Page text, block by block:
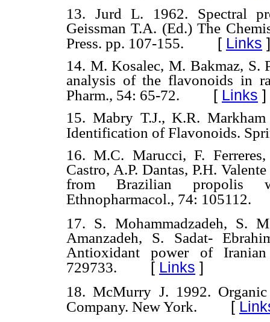
13. Jurd L. 1962. Spectral
Geissman T.A. (Ed.) The
Press. pp. 107-155. [ Links ]
14. M. Kosalec, M. Bakmaz, S.
analysis of the flavonoids in
Pharm., 54: 65-72. [ Links ]
15. Mabry T.J., K.R.
Identification of Flavonoids.
16. M.C. Marucci, F.
Castro, A.P. Dantas, P.H.
from Brazilian propolis
Ethnopharmacol., 74: 105112.
17. S. Mohammadzadeh, S.
Amanzadeh, S. Sadat-
Antioxidant power of
729733. [ Links ]
18. McMurry J. 1992.
Company. New York. [